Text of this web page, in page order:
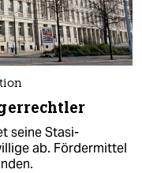
seine Stasi-
ab. Fördermittel